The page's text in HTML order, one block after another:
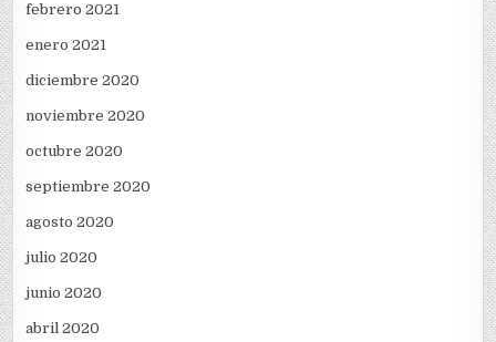
febrero 2021
enero 2021
diciembre 2020
noviembre 2020
octubre 2020
septiembre 2020
agosto 2020
julio 2020
junio 2020
abril 2020